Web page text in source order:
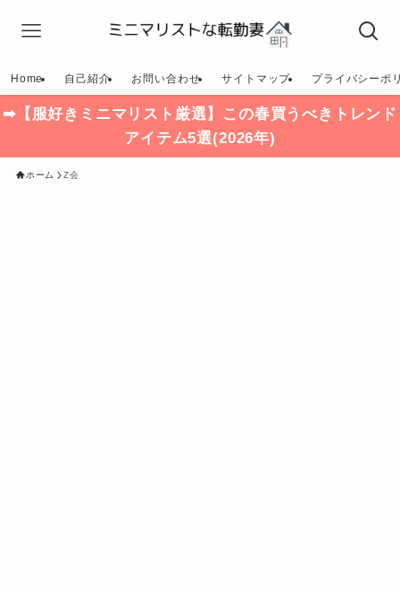
Home 自己紹介 お問い合わせ サイトマップ プライバシーポ
➡【服好きミニマリスト厳選】この春買うべきトレンド
アイテム5選(2026年)
ホーム Z会